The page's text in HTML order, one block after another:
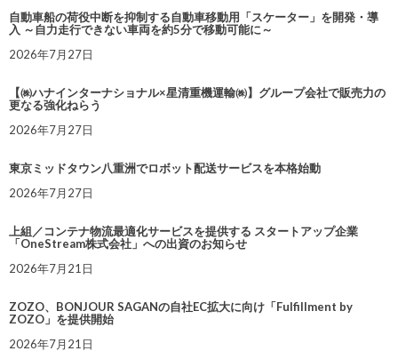
自動車船の荷役中断を抑制する自動車移動用「スケーター」を開発・導
入 ～自力走行できない車両を約5分で移動可能に～
2026年7月27日
【㈱ハナインターナショナル×星清重機運輸㈱】グループ会社で販売力の
更なる強化ねらう
2026年7月27日
東京ミッドタウン八重洲でロボット配送サービスを本格始動
2026年7月27日
上組／コンテナ物流最適化サービスを提供する スタートアップ企業
「OneStream株式会社」への出資のお知らせ
2026年7月21日
ZOZO、BONJOUR SAGANの自社EC拡大に向け「Fulfillment by
ZOZO」を提供開始
2026年7月21日